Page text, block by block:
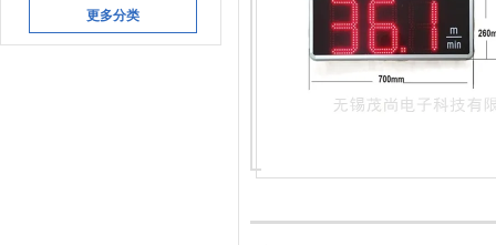
更多分类